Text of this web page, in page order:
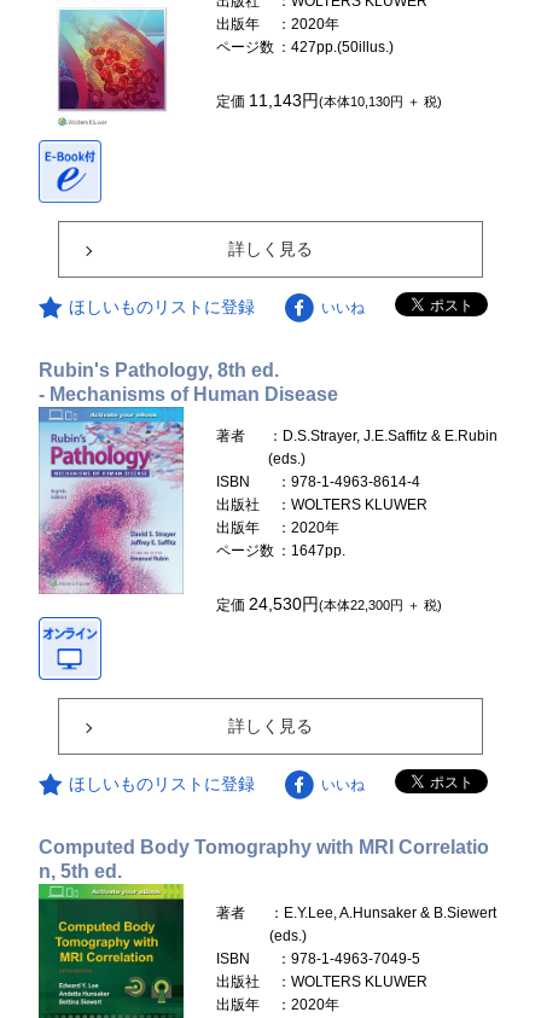
出版年
：2020年
ページ数 ：427pp.(50illus.)
定価 11,143円(本体10,130円 ＋ 税)
詳しく見る
ほしいものリストに登録 いいね
Rubin's Pathology, 8th ed.
- Mechanisms of Human Disease
著者
：D.S.Strayer, J.E.Saffitz & E.Rubin
(eds.)
ISBN
：978-1-4963-8614-4
出版社
：WOLTERS KLUWER
出版年
：2020年
ページ数 ：1647pp.
定価24,530円(本体22,300円 ＋ 税)
詳しく見る
ほしいものリストに登録 いいね
Computed Body Tomography with MRI Correlatio
n, 5th ed.
著者
：E.Y.Lee, A.Hunsaker & B.Siewert
(eds.)
ISBN
：978-1-4963-7049-5
出版社
：WOLTERS KLUWER
出版年
：2020年